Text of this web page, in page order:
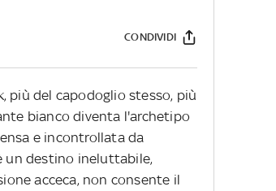
CONDIVIDI
più del capodoglio stesso, più
bianco diventa l'archetipo
e incontrollata da
un destino ineluttabile,
acceca, non consente il